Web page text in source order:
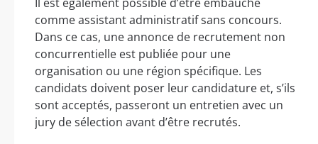
comme assistant administratif sans concours.
Dans ce cas, une annonce de recrutement non
concurrentielle est publiée pour une
organisation ou une région spécifique. Les
candidats doivent poser leur candidature et, s’ils
sont acceptés, passeront un entretien avec un
jury de sélection avant d’être recrutés.